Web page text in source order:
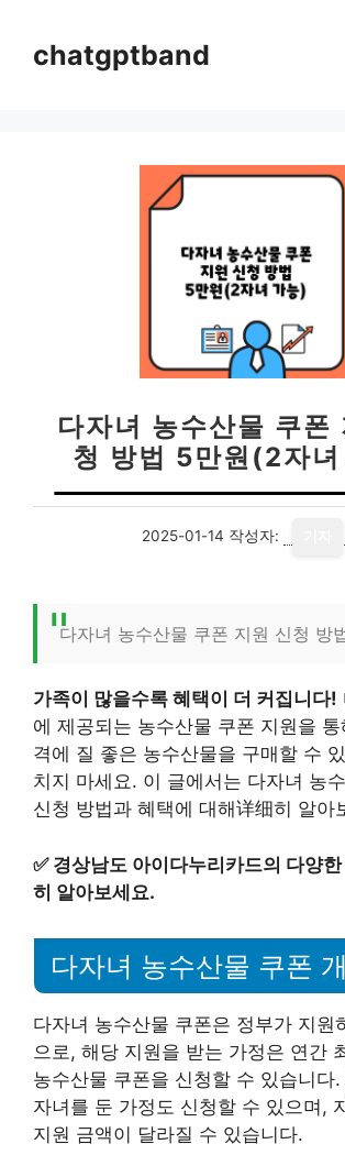
chatgptband
다자녀 농수산물 쿠폰
청 방법 5만원(2자
2025-01-14 작성자:
다자녀 농수산물 쿠폰 지원 신청 방
가족이 많을수록 혜택이 더 커집니다!
에 제공되는 농수산물 쿠폰 지원을
격에 질 좋은 농수산물을 구매할 수
치지 마세요. 이 글에서는 다자녀 농
신청 방법과 혜택에 대해详细히 알아
✅ 경상남도 아이다누리카드의 다양
히 알아보세요.
다자녀 농수산물 쿠폰
다자녀 농수산물 쿠폰은 정부가 지원
으로, 해당 지원을 받는 가정은 연간
농수산물 쿠폰을 신청할 수 있습니다
자녀를 둔 가정도 신청할 수 있으며,
지원 금액이 달라질 수 있습니다.